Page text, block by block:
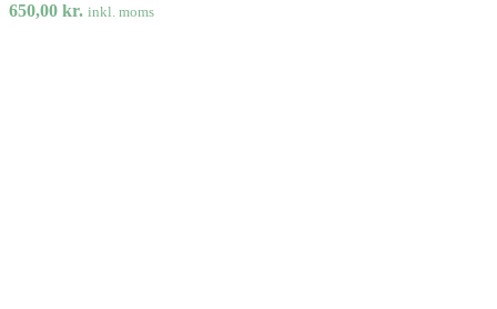
650,00 kr. inkl. moms